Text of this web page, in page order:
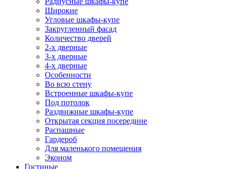
Широкие
Угловые шкафы-купе
Закругленный фасад
Количество дверей
2-х дверные
3-х дверные
4-х дверные
Особенности
Во всю стену
Встроенные шкафы-купе
Под потолок
Раздвижные шкафы-купе
Открытая секция посередине
Распашные
Гардероб
Для маленького помещения
Эконом
Гостиные